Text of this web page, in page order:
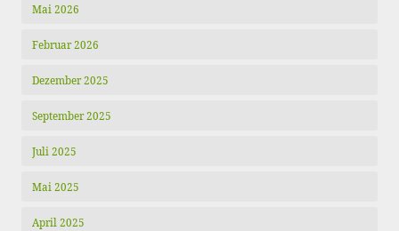
Mai 2026
Februar 2026
Dezember 2025
September 2025
Juli 2025
Mai 2025
April 2025